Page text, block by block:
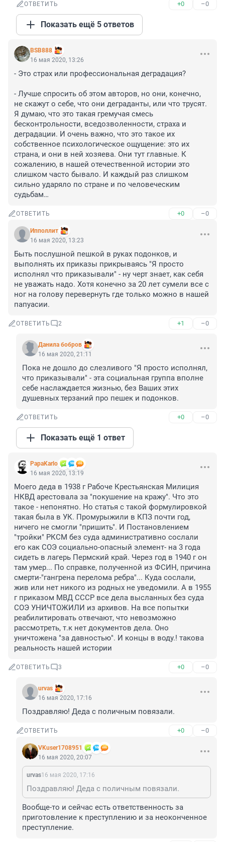
ОТВЕТИТЬ +0 –0
Показать ещё 5 ответов
BSB888
16 мая 2020, 13:26
- Это страх или профессиональная деградация?
- Лучше спросить об этом авторов, но они, конечно,
не скажут о себе, что они деграданты, или что трусят.
Я думаю, что это такая гремучая смесь
бесконтрольности, вседозволенности, страха и
деградации. И очень важно, что это такое их
собственное психологическое ощущение: это их
страна, и они в ней хозяева. Они тут главные. К
сожалению, в нашей отечественной истории это
слишком часто бывало. И каждый раз слишком
сильно ударяло по стране и по человеческим
судьбам…
ОТВЕТИТЬ +0 –0
Ипполлит
16 мая 2020, 13:23
Быть послушной пешкой в руках подонков, и
выполнять их приказы прикрываясь "Я просто
исполнял что приказывали" - ну черт знает, как себя
не уважать надо. Хотя конечно за 20 лет сумели все с
ног на голову перевернуть где только можно в нашей
папуасии.
ОТВЕТИТЬ 2 +1 –0
Данила бобров
16 мая 2020, 21:11
Пока не дошло до слезливого "Я просто исполнял,
что приказывали" - эта социальная группа вполне
себе наслаждается жизнью, без Ваших этих
душевных терзаний про пешек и подонков.
ОТВЕТИТЬ +0 –0
Показать ещё 1 ответ
PapaKarlo
16 мая 2020, 13:19
Моего деда в 1938 г Рабоче Крестьянская Милиция
НКВД арестовала за "покушение на кражу". Что это
такое - непонятно. Но статья с такой формулировкой
такая была в УК. Промурыжили в КПЗ почти год,
ничего не смогли "пришить". И Постановлением
"тройки" РКСМ без суда административно сослали
его как СОЭ социально-опасный элемент- на 3 года
сидеть в лагерь Пермский край. Через год в 1940 г он
там умер... По справке, полученной из ФСИН, причина
смерти-"гангрена перелома ребра"... Куда сослали,
жив или нет никого из родных не уведомили. А в 1955
г приказом МВД СССР все дела высланных без суда
СОЭ УНИЧТОЖИЛИ из архивов. На все попытки
реабилитировать отвечают, что невозможно
рассмотреть, т.к нет документов дела. Оно
уничтожена "за давностью". И концы в воду.! такова
реальность нашей истории
ОТВЕТИТЬ 3 +0 –0
urvas
16 мая 2020, 17:16
Поздравляю! Деда с поличным повязали.
ОТВЕТИТЬ +0 –0
VKuser1708951
16 мая 2020, 20:07
urvas16 мая 2020, 17:16
Поздравляю! Деда с поличным повязали.
Вообще-то и сейчас есть ответственность за
приготовление к преступлению и за неоконченное
преступление.